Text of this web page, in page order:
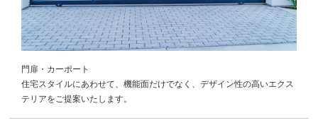
門扉・カーポート
住宅スタイルにあわせて、機能面だけでなく、デザイン性の高いエクス
テリアをご提案いたします。